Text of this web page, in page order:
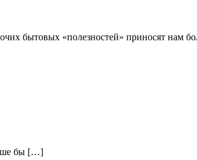
бытовых «полезностей» приносят нам
бы […]